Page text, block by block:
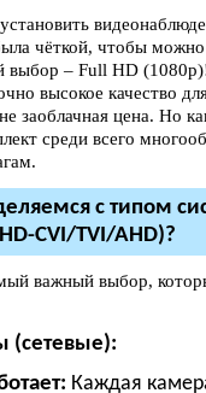
чёткой, чтобы можно
выбор – Full HD
высокое качество
заоблачная цена. Но
среди всего
с типом
CVI/TVI/AHD)?
важный выбор,
(сетевые):
Каждая